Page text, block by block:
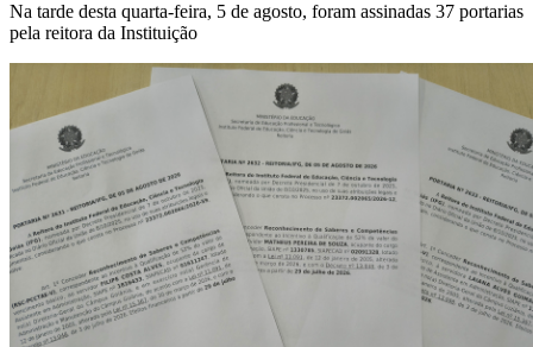
Na tarde desta quarta-feira, 5 de agosto, foram assinadas 37 portarias
pela reitora da Instituição